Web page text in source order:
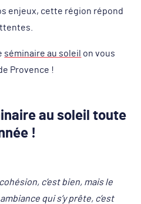
enjeux, cette région répond
séminaire au soleil on vous
Provence !
au soleil toute
!
c’est bien, mais le
qui s’y prête, c’est